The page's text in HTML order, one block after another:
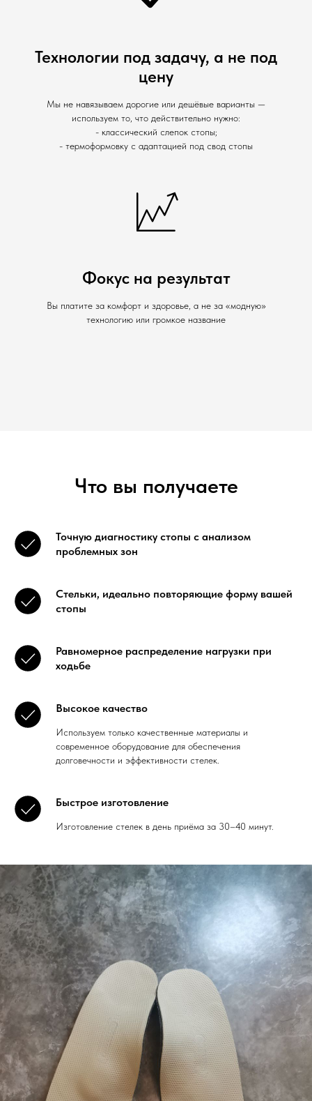
Технологии под задачу, а не под
цену
Мы не навязываем дорогие или дешёвые варианты —
используем то, что действительно нужно:
- классический слепок стопы;
- термоформовку с адаптацией под свод стопы
Фокус на результат
Вы платите за комфорт и здоровье, а не за «модную»
технологию или громкое название
Что вы получаете
Точную диагностику стопы с анализом
проблемных зон
Стельки, идеально повторяющие форму вашей
стопы
Равномерное распределение нагрузки при
ходьбе
Высокое качество
Используем только качественные материалы и
современное оборудование для обеспечения
долговечности и эффективности стелек.
Быстрое изготовление
Изготовление стелек в день приёма за 30–40 минут.